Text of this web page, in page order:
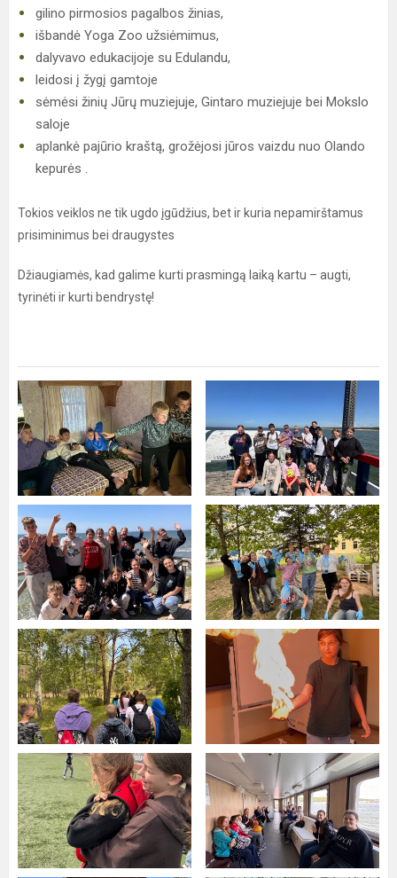
gilino pirmosios pagalbos žinias,
išbandė Yoga Zoo užsiėmimus,
dalyvavo edukacijoje su Edulandu,
leidosi į žygį gamtoje
sėmėsi žinių Jūrų muziejuje, Gintaro muziejuje bei Mokslo
saloje
aplankė pajūrio kraštą, grožėjosi jūros vaizdu nuo Olando
kepurės .
Tokios veiklos ne tik ugdo įgūdžius, bet ir kuria nepamirštamus
prisiminimus bei draugystes
Džiaugiamės, kad galime kurti prasmingą laiką kartu – augti,
tyrinėti ir kurti bendrystę!